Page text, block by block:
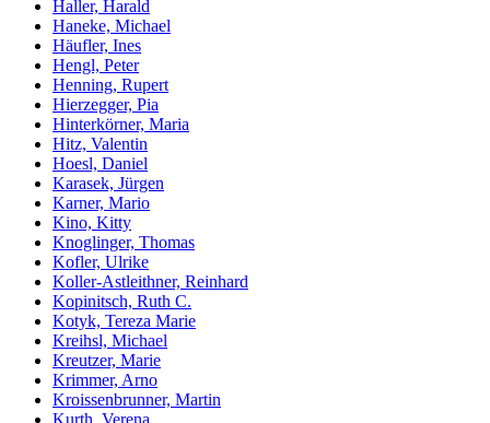
Haller, Harald
Haneke, Michael
Häufler, Ines
Hengl, Peter
Henning, Rupert
Hierzegger, Pia
Hinterkörner, Maria
Hitz, Valentin
Hoesl, Daniel
Karasek, Jürgen
Karner, Mario
Kino, Kitty
Knoglinger, Thomas
Kofler, Ulrike
Koller-Astleithner, Reinhard
Kopinitsch, Ruth C.
Kotyk, Tereza Marie
Kreihsl, Michael
Kreutzer, Marie
Krimmer, Arno
Kroissenbrunner, Martin
Kurth, Verena